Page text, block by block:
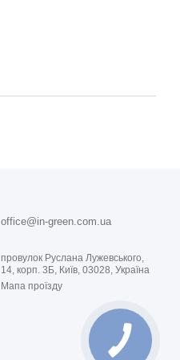
office@in-green.com.ua
провулок Руслана Лужевського,
14, корп. 3Б, Київ, 03028, Україна
Мапа проїзду